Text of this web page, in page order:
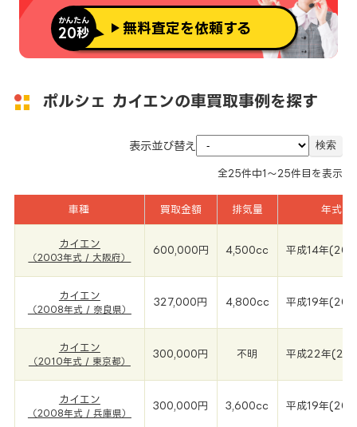
かんたん
20秒 無料査定を依頼する
ポルシェ カイエンの車買取事例を探す
表示並び替え
全25件中1～25件目を表示
車種 買取金額 排気量 年式
カイエン
（2003年式 / 大阪府）
600,000円 4,500cc 平成14年
カイエン
（2008年式 / 奈良県）
327,000円 4,800cc 平成19年
カイエン
（2010年式 / 東京都）
300,000円 不明 平成22年
カイエン
（2008年式 / 兵庫県）
300,000円 3,600cc 平成19年